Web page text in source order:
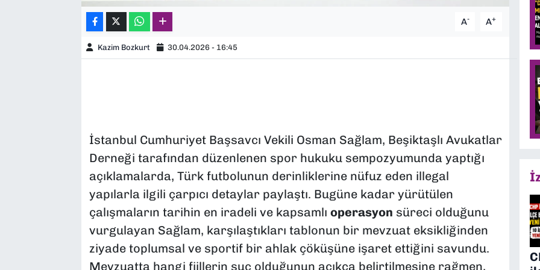
A- A+
Kazim Bozkurt 30.04.2026 - 16:45
İstanbul Cumhuriyet Başsavcı Vekili Osman Sağlam, Beşiktaşlı Avukatlar
Derneği tarafından düzenlenen spor hukuku sempozyumunda yaptığı
açıklamalarda, Türk futbolunun derinliklerine nüfuz eden illegal
yapılarla ilgili çarpıcı detaylar paylaştı. Bugüne kadar yürütülen
çalışmaların tarihin en iradeli ve kapsamlı operasyon süreci olduğunu
vurgulayan Sağlam, karşılaştıkları tablonun bir mevzuat eksikliğinden
ziyade toplumsal ve sportif bir ahlak çöküşüne işaret ettiğini savundu.
Mevzuatta hangi fiillerin suç olduğunun açıkça belirtilmesine rağmen,